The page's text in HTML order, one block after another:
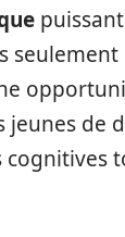
seulement
jeunes de
cognitives